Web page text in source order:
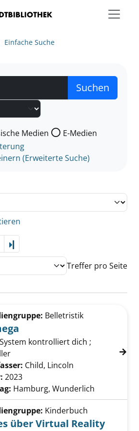
Einfache Suche
nach der Sie suchen wollen.
Medien
E-Medien
(Erweiterte Suche)
Treffer pro Seite
Details von Omega anzeigen
Belletristik
kontrolliert dich ;
Child, Lincoln
2023
Hamburg, Wunderlich
Kinderbuch
über Virtual Reality